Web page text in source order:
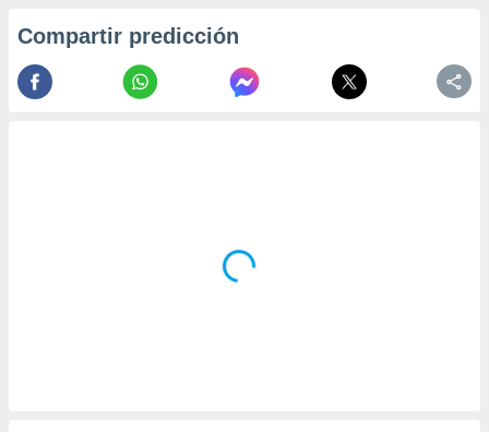
Compartir predicción